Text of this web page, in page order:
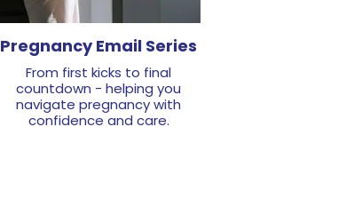
Pregnancy Email Series
From first kicks to final
countdown - helping you
navigate pregnancy with
confidence and care.​